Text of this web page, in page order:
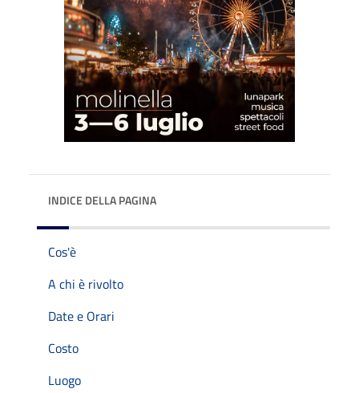
INDICE DELLA PAGINA
Cos'è
A chi è rivolto
Date e Orari
Costo
Luogo